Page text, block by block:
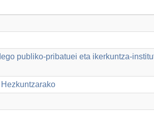
publiko-pribatuei eta ikerkuntza-